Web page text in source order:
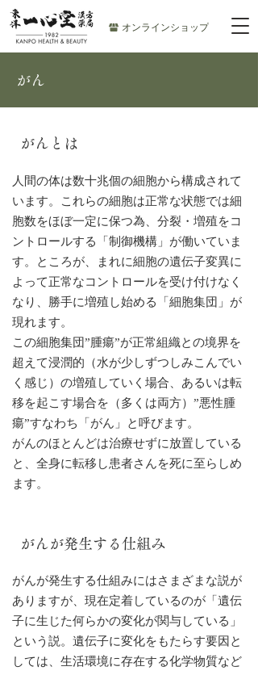
オンラインショップ
がん
がんとは
人間の体は数十兆個の細胞から構成されて
います。これらの細胞は正常な状態では細
胞数をほぼ一定に保つ為、分裂・増殖をコ
ントロールする「制御機構」が働いていま
す。ところが、まれに細胞の遺伝子変異に
よって正常なコントロールを受け付けなく
なり、勝手に増殖し始める「細胞集団」が
現れます。
この細胞集団”腫瘍”が正常組織との境界を
超えて浸潤的（水が少しずつしみこんでい
く感じ）の増殖していく場合、あるいは転
移を起こす場合を（多くは両方）”悪性腫
瘍”すなわち「がん」と呼びます。
がんのほとんどは治療せずに放置している
と、全身に転移し患者さんを死に至らしめ
ます。
がんが発生する仕組み
がんが発生する仕組みにはさまざまな説が
ありますが、現在定着しているのが「遺伝
子に生じた何らかの変化が関与している」
という説。遺伝子に変化をもたらす要因と
しては、生活環境に存在する化学物質など